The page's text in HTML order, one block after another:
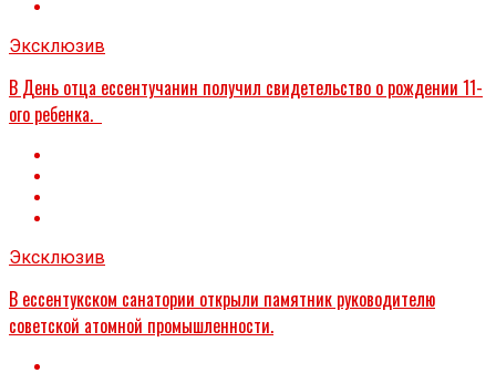
Эксклюзив
В День отца ессентучанин получил свидетельство о рождении 11-
ого ребенка.
Эксклюзив
В ессентукском санатории открыли памятник руководителю
советской атомной промышленности.